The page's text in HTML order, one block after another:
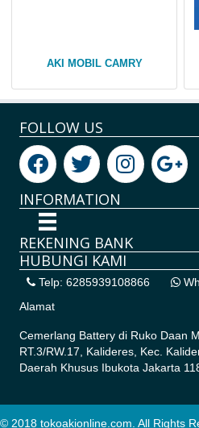
AKI MOBIL CAMRY
FOLLOW US
INFORMATION
REKENING BANK
HUBUNGI KAMI
Telp: 6285939108866
Alamat
Cemerlang Battery di Ruko Daan
RT.3/RW.17, Kalideres, Kec.
Daerah Khusus Ibukota Jakarta
© 2018 tokoakionline.com. All Rights